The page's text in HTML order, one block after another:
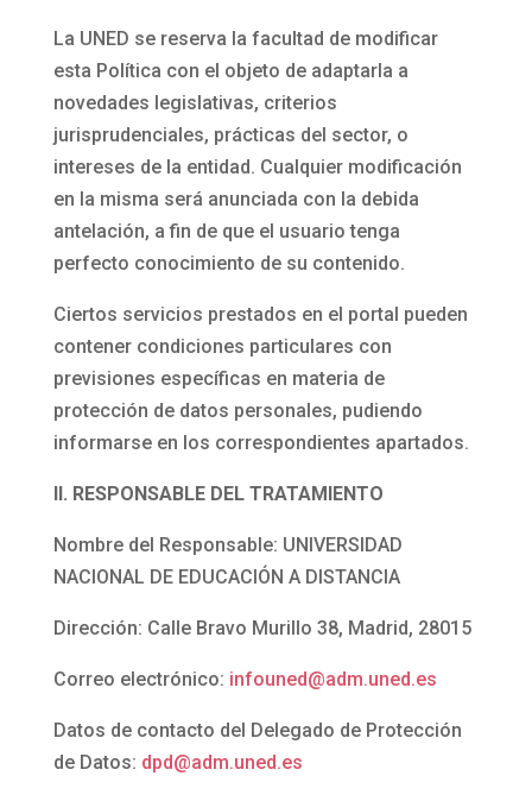
La UNED se reserva la facultad de modificar
esta Política con el objeto de adaptarla a
novedades legislativas, criterios
jurisprudenciales, prácticas del sector, o
intereses de la entidad. Cualquier modificación
en la misma será anunciada con la debida
antelación, a fin de que el usuario tenga
perfecto conocimiento de su contenido.
Ciertos servicios prestados en el portal pueden
contener condiciones particulares con
previsiones específicas en materia de
protección de datos personales, pudiendo
informarse en los correspondientes apartados.
II. RESPONSABLE DEL TRATAMIENTO
Nombre del Responsable: UNIVERSIDAD
NACIONAL DE EDUCACIÓN A DISTANCIA
Dirección: Calle Bravo Murillo 38, Madrid, 28015
Correo electrónico: infouned@adm.uned.es
Datos de contacto del Delegado de Protección
de Datos: dpd@adm.uned.es